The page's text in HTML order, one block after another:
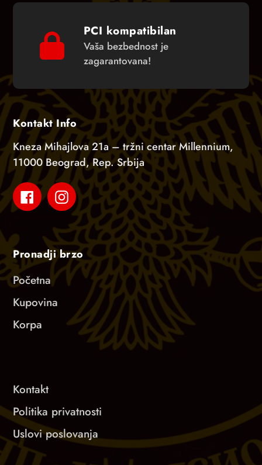
PCI kompatibilan
Vaša bezbednost je
zagarantovana!
Kontakt Info
Kneza Mihajlova 21a – tržni centar Millennium,
11000 Beograd, Rep. Srbija
FacebookInstagram
Pronadji brzo
Početna
Kupovina
Korpa
Kontakt
Politika privatnosti
Uslovi poslovanja